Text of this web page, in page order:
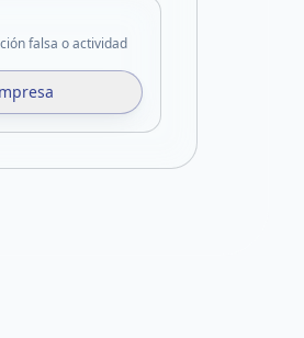
falsa o actividad